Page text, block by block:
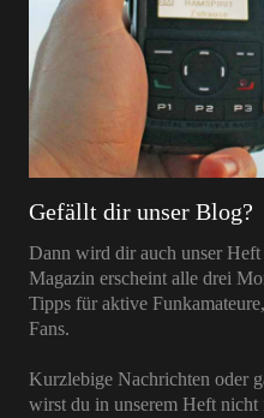
Gefällt dir unser Blog?
Dann wird dir auch unser
Magazin erscheint alle drei
Tipps für aktive
Fans.
Kurzlebige Nachrichten oder
wirst du in unserem Heft